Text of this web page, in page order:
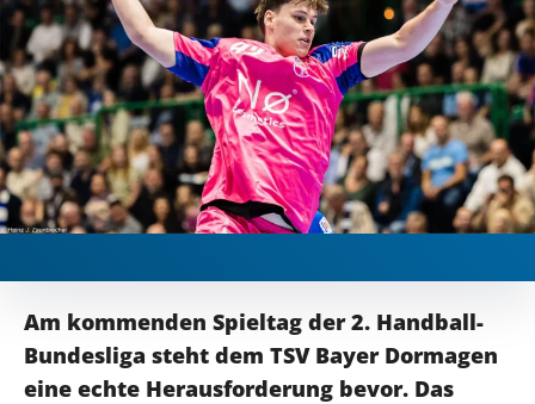
Am kommenden Spieltag der 2. Handball-
Bundesliga steht dem TSV Bayer Dormagen
eine echte Herausforderung bevor. Das